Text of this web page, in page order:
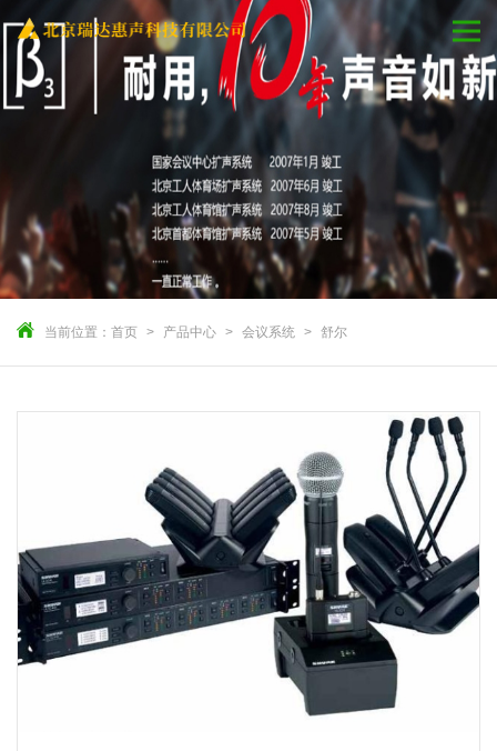
当前位置： 首页 产品中心 会议系统 舒尔